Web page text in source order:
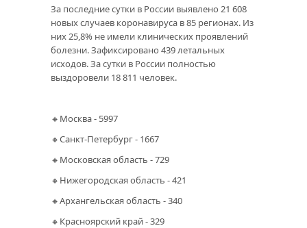
За последние сутки в России выявлено 21 608
новых случаев коронавируса в 85 регионах. Из
них 25,8% не имели клинических проявлений
болезни. Зафиксировано 439 летальных
исходов. За сутки в России полностью
выздоровели 18 811 человек.
🔸Москва - 5997
🔸Санкт-Петербург - 1667
🔸Московская область - 729
🔸Нижегородская область - 421
🔸Архангельская область - 340
🔸Красноярский край - 329